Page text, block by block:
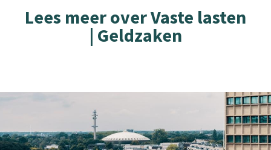
Lees meer over Vaste lasten
| Geldzaken